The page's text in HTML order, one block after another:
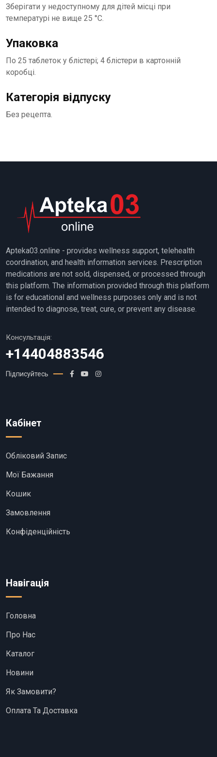
Зберігати у недоступному для дітей місці при
температурі не вище 25 °С.
Упаковка
По 25 таблеток у блістері; 4 блістери в картонній
коробці.
Категорія відпуску
Без рецепта.
Apteka03.online - provides wellness support, telehealth
coordination, and health information services. Prescription
medications are not sold, dispensed, or processed through
this platform. The information provided through this platform
is for educational and wellness purposes only and is not
intended to diagnose, treat, cure, or prevent any disease.
Консультація:
+14404883546
Підписуйтесь
Кабінет
Обліковий Запис
Мої Бажання
Кошик
Замовлення
Конфіденційність
Навігація
Головна
Про Нас
Каталог
Новини
Як Замовити?
Оплата Та Доставка